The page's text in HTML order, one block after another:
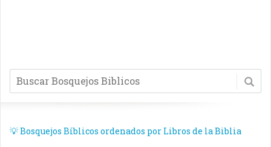
💡 Bosquejos Bíblicos ordenados por Libros de la Biblia